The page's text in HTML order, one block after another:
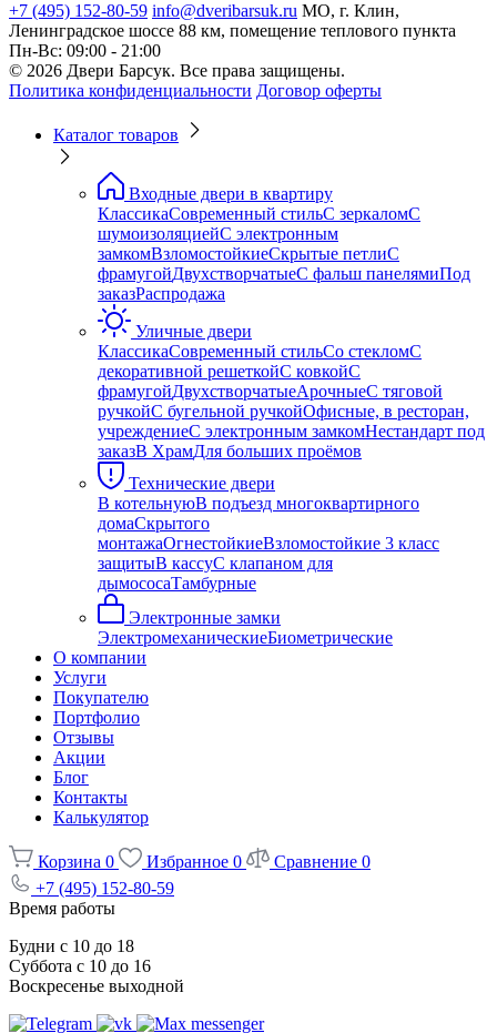
+7 (495) 152-80-59 info@dveribarsuk.ru МО, г. Клин,
Ленинградское шоссе 88 км, помещение теплового пункта
Пн-Вс: 09:00 - 21:00
© 2026 Двери Барсук. Все права защищены.
Политика конфиденциальности Договор оферты
Каталог товаров
Входные двери в квартиру
КлассикаСовременный стильС зеркаломС
шумоизоляциейС электронным
замкомВзломостойкиеСкрытые петлиС
фрамугойДвухстворчатыеС фальш панелямиПод
заказРаспродажа
Уличные двери
КлассикаСовременный стильСо стекломС
декоративной решеткойС ковкойС
фрамугойДвухстворчатыеАрочныеС тяговой
ручкойС бугельной ручкойОфисные, в ресторан,
учреждениеС электронным замкомНестандарт под
заказВ ХрамДля больших проёмов
Технические двери
В котельнуюВ подъезд многоквартирного
домаСкрытого
монтажаОгнестойкиеВзломостойкие 3 класс
защитыВ кассуС клапаном для
дымососаТамбурные
Электронные замки
ЭлектромеханическиеБиометрические
О компании
Услуги
Покупателю
Портфолио
Отзывы
Акции
Блог
Контакты
Калькулятор
Корзина 0 Избранное 0 Сравнение 0
+7 (495) 152-80-59
Время работы
Будни с 10 до 18
Суббота с 10 до 16
Воскресенье выходной